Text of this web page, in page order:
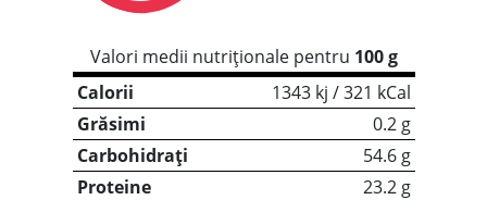
Valori medii nutriționale pentru 100 g
Calorii
1343 kj / 321 kCal
Grăsimi
0.2 g
Carbohidrați
54.6 g
Proteine
23.2 g